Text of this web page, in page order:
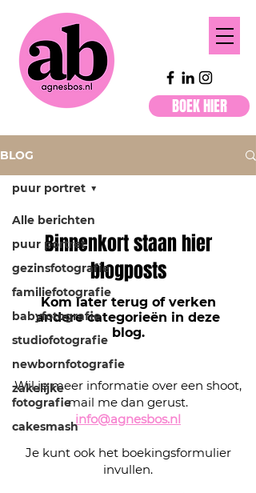
BOEK HIER
BLOG
Alle berichten
puur portret
gezinsfotografie
familiefotografie
babyfotografie
studiofotografie
newbornfotografie
zakelijke
fotografie
cakesmash
puur portret
Binnenkort staan hier
blogposts
Kom later terug of verken
andere categorieën in deze
blog.
Wil je meer informatie over een shoot,
mail me dan gerust.
info@agnesbos.nl
Je kunt ook het boekingsformulier
invullen.